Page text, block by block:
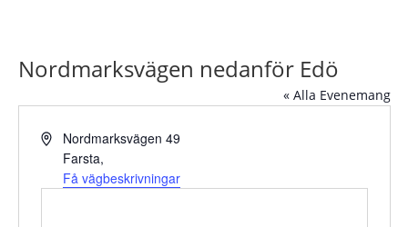
Nordmarksvägen nedanför Edö
« Alla Evenemang
AdressNordmarksvägen 49
Farsta,
Få vägbeskrivningar